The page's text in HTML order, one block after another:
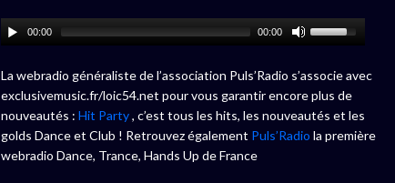
00:00 00:00
La webradio généraliste de l’association Puls’Radio s’associe avec
exclusivemusic.fr/loic54.net pour vous garantir encore plus de
nouveautés : Hit Party, c’est tous les hits, les nouveautés et les
golds Dance et Club ! Retrouvez également Puls’Radio la première
webradio Dance, Trance, Hands Up de France